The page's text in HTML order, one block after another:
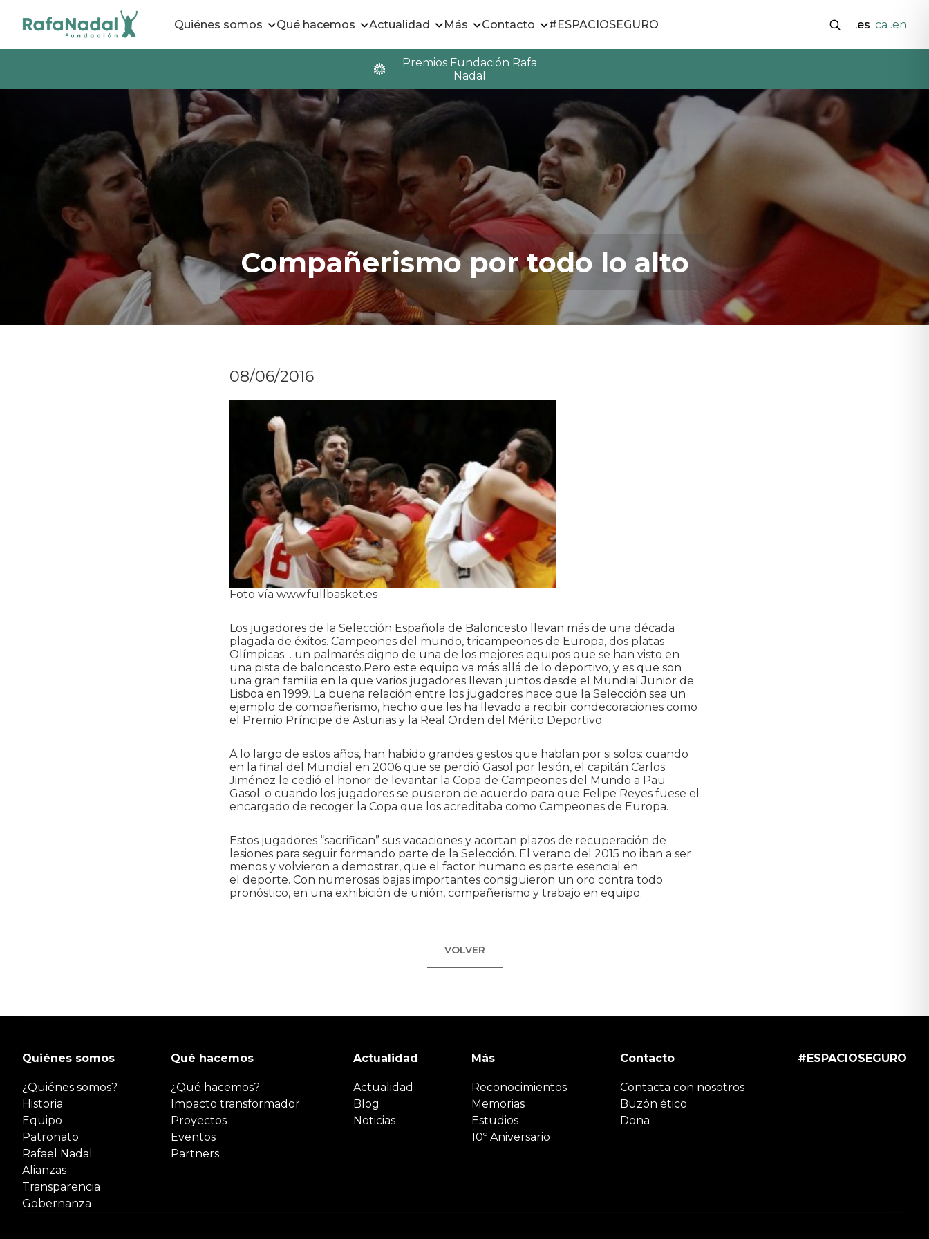
Quiénes somos Qué hacemos Actualidad Más Contacto #ESPACIOSEGURO .es .ca .en
Premios Fundación Rafa
Nadal
Compañerismo por todo lo alto
08/06/2016
Foto vía www.fullbasket.es
Los jugadores de la Selección Española de Baloncesto llevan más de una década
plagada de éxitos. Campeones del mundo, tricampeones de Europa, dos platas
Olímpicas… un palmarés digno de una de los mejores equipos que se han visto en
una pista de baloncesto.Pero este equipo va más allá de lo deportivo, y es que son
una gran familia en la que varios jugadores llevan juntos desde el Mundial Junior de
Lisboa en 1999. La buena relación entre los jugadores hace que la Selección sea un
ejemplo de compañerismo, hecho que les ha llevado a recibir condecoraciones como
el Premio Príncipe de Asturias y la Real Orden del Mérito Deportivo.
A lo largo de estos años, han habido grandes gestos que hablan por si solos: cuando
en la final del Mundial en 2006 que se perdió Gasol por lesión, el capitán Carlos
Jiménez le cedió el honor de levantar la Copa de Campeones del Mundo a Pau
Gasol; o cuando los jugadores se pusieron de acuerdo para que Felipe Reyes fuese el
encargado de recoger la Copa que los acreditaba como Campeones de Europa.
Estos jugadores “sacrifican” sus vacaciones y acortan plazos de recuperación de
lesiones para seguir formando parte de la Selección. El verano del 2015 no iban a ser
menos y volvieron a demostrar, que el factor humano es parte esencial en
el deporte. Con numerosas bajas importantes consiguieron un oro contra todo
pronóstico, en una exhibición de unión, compañerismo y trabajo en equipo.
VOLVER
Quiénes somos
¿Quiénes somos?
Historia
Equipo
Patronato
Rafael Nadal
Alianzas
Transparencia
Gobernanza
Qué hacemos
¿Qué hacemos?
Impacto transformador
Proyectos
Eventos
Partners
Actualidad
Actualidad
Blog
Noticias
Más
Reconocimientos
Memorias
Estudios
10º Aniversario
Contacto
Contacta con nosotros
Buzón ético
Dona
#ESPACIOSEGURO